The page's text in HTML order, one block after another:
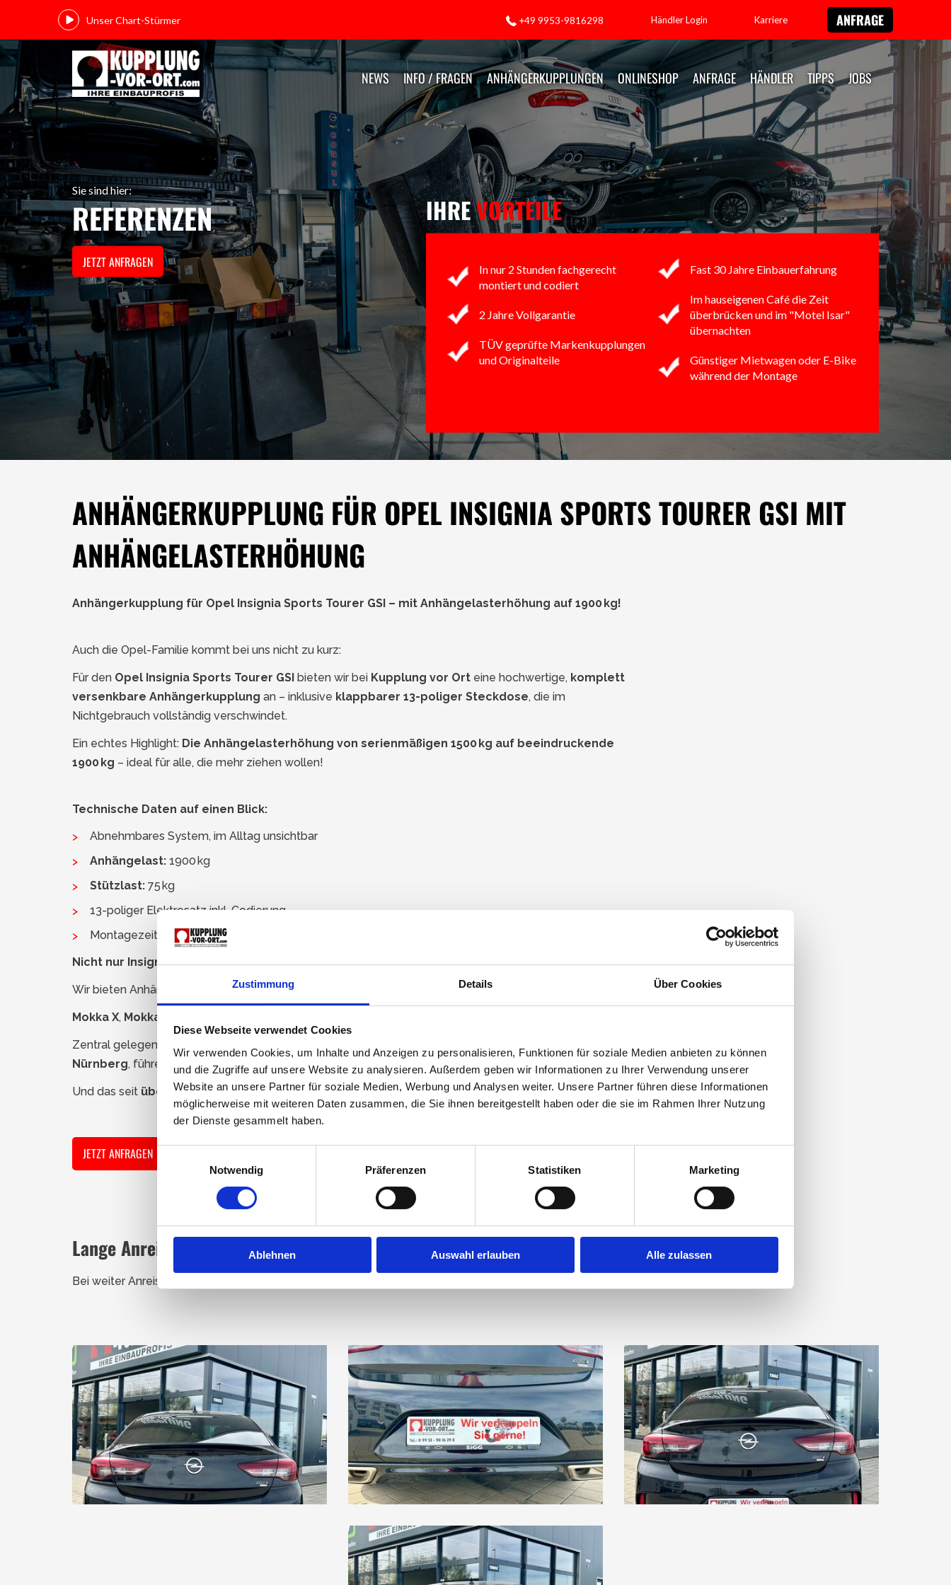
Zustimmung Details Über Cookies
Diese Webseite verwendet Cookies
Wir verwenden Cookies, um Inhalte und Anzeigen zu personalisieren, Funktionen für soziale Medien anbieten zu können
und die Zugriffe auf unsere Website zu analysieren. Außerdem geben wir Informationen zu Ihrer Verwendung unserer
Website an unsere Partner für soziale Medien, Werbung und Analysen weiter. Unsere Partner führen diese Informationen
möglicherweise mit weiteren Daten zusammen, die Sie ihnen bereitgestellt haben oder die sie im Rahmen Ihrer Nutzung
der Dienste gesammelt haben.
Notwendig
Präferenzen Statistiken Marketing
Ablehnen Auswahl erlauben Alle zulassen
Unser Chart-Stürmer +49 9953-9816298 Händler Login Karriere ANFRAGE
NEWS INFO / FRAGEN ANHÄNGERKUPPLUNGEN ONLINESHOP ANFRAGE HÄNDLER TIPPS JOBS
Sie sind hier:
REFERENZEN
JETZT ANFRAGEN
IHREVORTEILE
In nur 2 Stunden fachgerecht
montiert und codiert
2 Jahre Vollgarantie
TÜV geprüfte Markenkupplungen
und Originalteile
Fast 30 Jahre Einbauerfahrung
Im hauseigenen Cafédie Zeit
überbrückenund im "Motel Isar"
übernachten
Günstiger Mietwagen oder E-Bike
während der Montage
ANHÄNGERKUPPLUNG FÜR OPEL INSIGNIA SPORTS TOURER GSI MIT
ANHÄNGELASTERHÖHUNG
Anhängerkupplung für Opel Insignia Sports Tourer GSI – mit Anhängelasterhöhung auf 1900 kg!
Auch die Opel-Familie kommt bei uns nicht zu kurz:
Für den Opel Insignia Sports Tourer GSI bieten wir bei Kupplung vor Ort eine hochwertige, komplett
versenkbare Anhängerkupplung an – inklusive klappbarer 13-poliger Steckdose, die im
Nichtgebrauch vollständig verschwindet.
Ein echtes Highlight: Die Anhängelasterhöhung von serienmäßigen 1500 kg auf beeindruckende
1900 kg – ideal für alle, die mehr ziehen wollen!
Technische Daten auf einen Blick:
Abnehmbares System, im Alltag unsichtbar
Anhängelast: 1900 kg
Stützlast: 75 kg
13-poliger Elektrosatz inkl. Codierung
Montagezeit: ca. 2 Stunden
Nicht nur Insignia:
Wir bieten Anhängerkupplungen in Erstausrüsterqualität auch für viele weitere Opel-Modelle:
Mokka X, Mokka Electric
Zentral gelegen im
Nürnberg, führen wir täglich bis zu 17 Kupplungsmontagen mit Codierung durch.
Und das seit über 30 Jahren. Vertrauen auch Sie dem Profi für Anhängerkupplungen!
JETZT ANFRAGEN
Lange Anreise?
Bei weiter Anreise steht Ihnen unser